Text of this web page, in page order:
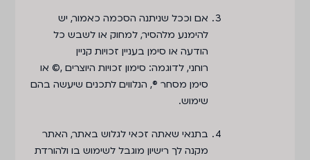
אם וככל שניתנה הסכמה כאמור, יש
להימנע מלהסיר, למחוק או לשבש כל
הודעה או סימן בעניין זכויות קניין
רוחני, לדוגמה: סימון זכויות היוצרים ,© או
סימן מסחר ®, הנלווים לתכנים שיעשה בהם
שימוש.
בתנאי שאתה זכאי לגלוש באתר, האתר
מקנה לך רישיון מוגבל לשימוש בו ולהורדת